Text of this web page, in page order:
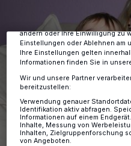
Zwecke. Wenn Tracker
Anzeigen möglicherweise nicht
dieses Menü jederzeit wieder
ändern oder Ihre Einwilligung zu
Einstellungen oder Ablehnen am
Ihre Einstellungen gelten
Informationen finden Sie in
Wir und unsere Partner
bereitzustellen:
Verwendung genauer
Identifikation aktiv abfragen.
Informationen auf einem
Inhalte, Messung von
Inhalten, Zielgruppenforschung
von Angeboten.